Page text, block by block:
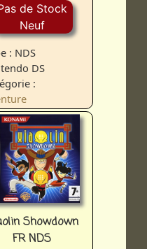
de Stock
Neuf
: NDS
DS
:
Showdown
FR NDS